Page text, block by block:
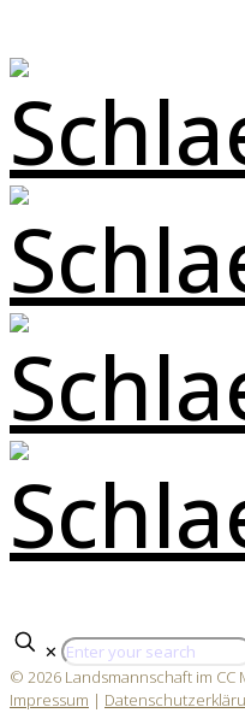
✕
© 2026 Landsmannschaft im
Impressum |